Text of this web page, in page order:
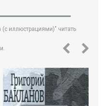
иллюстрациями)" читать